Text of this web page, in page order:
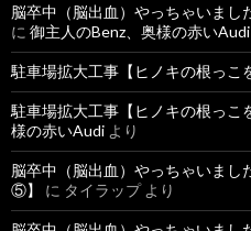
脳卒中（脳出血）やっちゃいま
に 御主人のBenz、奥様の赤いAudi
駐車場拡大工事【ヒノキの根っこ
駐車場拡大工事【ヒノキの根っこ
様の赤いAudi より
脳卒中（脳出血）やっちゃいま
⑤】
に タイラップより